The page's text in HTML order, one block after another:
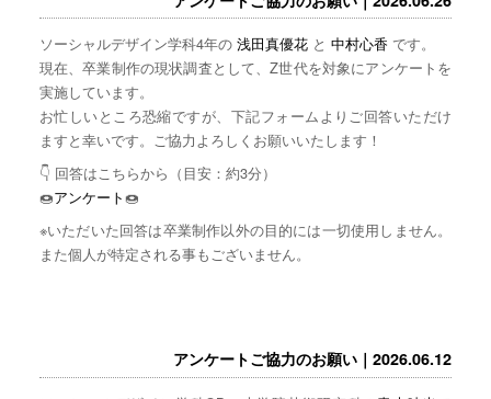
ソーシャルデザイン学科4年の 浅田真優花と 中村心香 です。
現在、卒業制作の現状調査として、Z世代を対象にアンケートを
実施しています。
お忙しいところ恐縮ですが、下記フォームよりご回答いただけ
ますと幸いです。ご協力よろしくお願いいたします！
👇 回答はこちらから（目安：約3分）
🍩アンケート🍩
※いただいた回答は卒業制作以外の目的には一切使用しません。
また個人が特定される事もございません。
アンケートご協力のお願い｜2026.06.12